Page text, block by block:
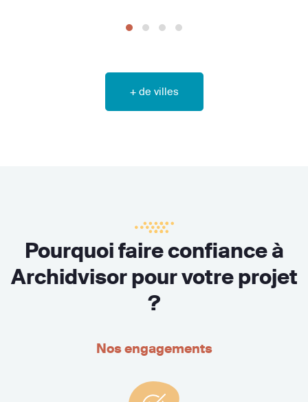
+ de villes
Pourquoi faire confiance à
Archidvisor pour votre projet
?
Nos engagements